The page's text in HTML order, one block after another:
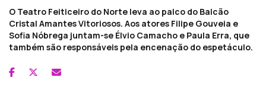
O Teatro Feiticeiro do Norte leva ao palco do Balcão
Cristal Amantes Vitoriosos. Aos atores Filipe Gouveia e
Sofia Nóbrega juntam-se Élvio Camacho e Paula Erra, que
também são responsáveis pela encenação do espetáculo.